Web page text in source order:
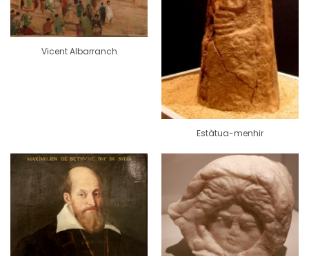
Vicent Albarranch
Estàtua-menhir